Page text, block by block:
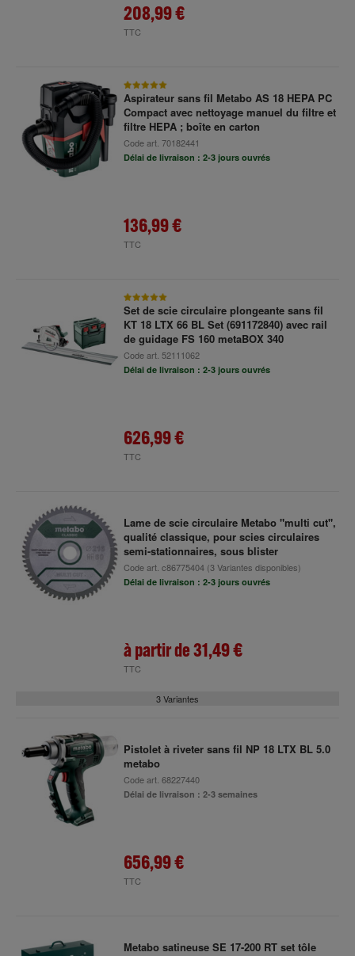
208,99 €
TTC
Aspirateur sans fil Metabo AS 18 HEPA PC
Compact avec nettoyage manuel du filtre et
filtre HEPA ; boîte en carton
Code art. 70182441
Délai de livraison : 2-3 jours ouvrés
136,99 €
TTC
Set de scie circulaire plongeante sans fil
KT 18 LTX 66 BL Set (691172840) avec rail
de guidage FS 160 metaBOX 340
Code art. 52111062
Délai de livraison : 2-3 jours ouvrés
626,99 €
TTC
Lame de scie circulaire Metabo "multi cut",
qualité classique, pour scies circulaires
semi-stationnaires, sous blister
Code art. c86775404(3 Variantes disponibles)
Délai de livraison : 2-3 jours ouvrés
à partir de31,49 €
TTC
3 Variantes
Pistolet à riveter sans fil NP 18 LTX BL 5.0
metabo
Code art. 68227440
Délai de livraison : 2-3 semaines
656,99 €
TTC
Metabo satineuse SE 17-200 RT set tôle